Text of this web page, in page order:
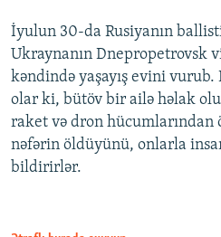
İyulun 30-da Rusiyanın
Ukraynanın Dnepropetrovsk
kəndində yaşayış evini vurub.
olar ki, bütöv bir ailə həlak
raket və dron hücumlarından
nəfərin öldüyünü, onlarla
bildirirlər.